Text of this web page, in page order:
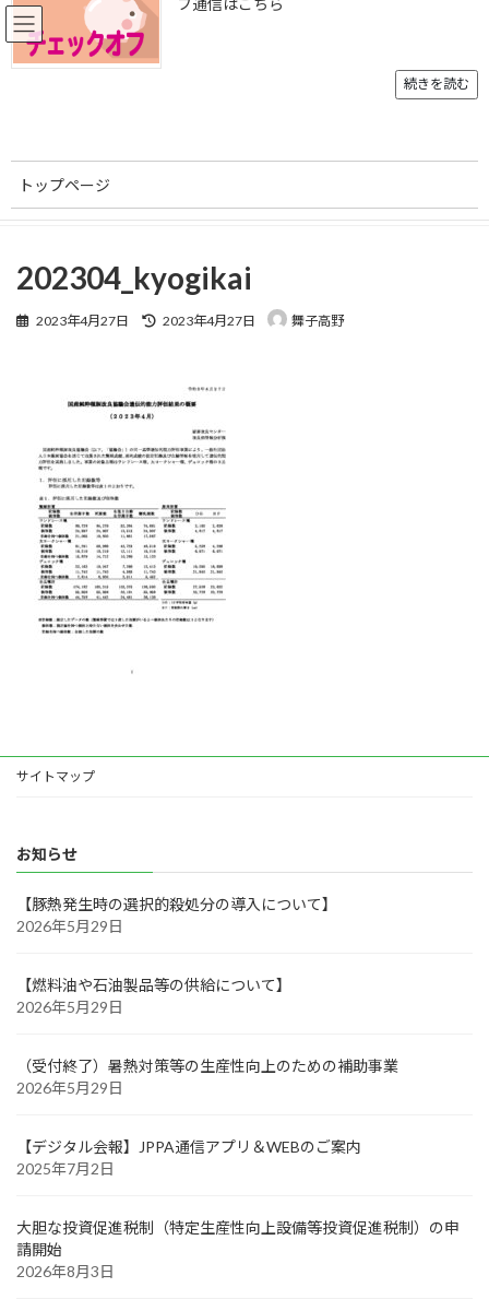
コ
ン
キ
プ
ナ
ビ
に
動
トップページ 202304_kyogikai 202304_kyogikai
202304_kyogikai
2023年4月27日
最
2023年4月27日 舞子高野
サイトマップ
お知らせ
【豚熱発生時の選択的殺処分の導入について】
2026年5月29日
【燃料油や石油製品等の供給について】
2026年5月29日
（受付終了）暑熱対策等の生産性向上のための補助事業
2026年5月29日
【デジタル会報】JPPA通信アプリ＆WEBのご案内
2025年7月2日
大胆な投資促進税制（特定生産性向上設備等投資促進税制）の申
請開始
2026年8月3日
続きを読む
トップページ
組織概要
入会案内
刊行物
お問い合わせ
リンク集